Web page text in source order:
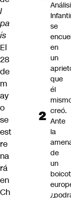
l
pa
ís
El
28
de
m
ay
o
se
est
re
na
rá
en
Ch
se
en
un
que
él
creó.
Ante
la
de
un
boicot